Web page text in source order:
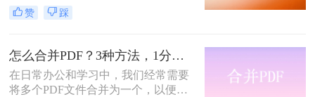
分享、存档或打印。那么如何合并pdf
文件呢？本文将介绍三种常用的PDF
赞 踩
怎么合并PDF？3种方法，1分钟轻松搞定！！
在日常办公和学习中，我们经常需要
将多个PDF文件合并为一个，以便于